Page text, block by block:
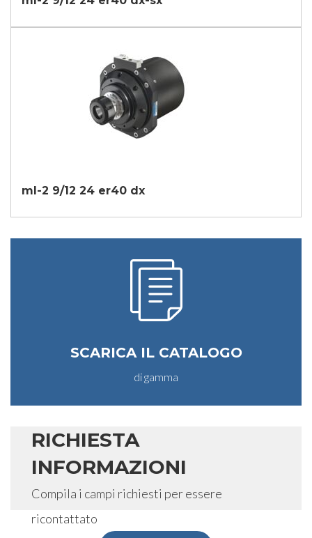
ml-2 9/12 24 er40 dx
SCARICA IL CATALOGO
di gamma
RICHIESTA
INFORMAZIONI
Compila i campi richiesti per essere
ricontattato